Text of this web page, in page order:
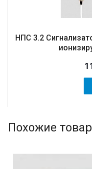
НПС 3.2
Похожие